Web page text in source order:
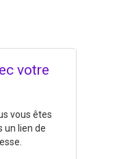
votre
vous êtes
un lien de